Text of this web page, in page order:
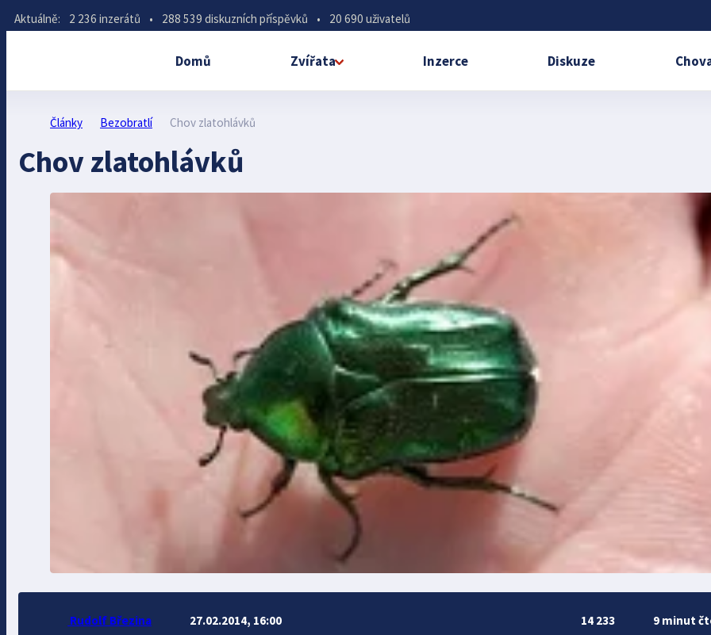
Aktuálně: 2 236 inzerátů • 288 539 diskuzních příspěvků • 20 690 uživatelů
Domů Zvířata Inzerce Diskuze
Články Bezobratlí Chov zlatohlávků
Chov zlatohlávků
Rudolf Březina 27.02.2014, 16:00 14 233 9 minut